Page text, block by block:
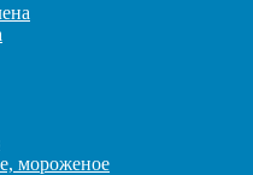
мороженое